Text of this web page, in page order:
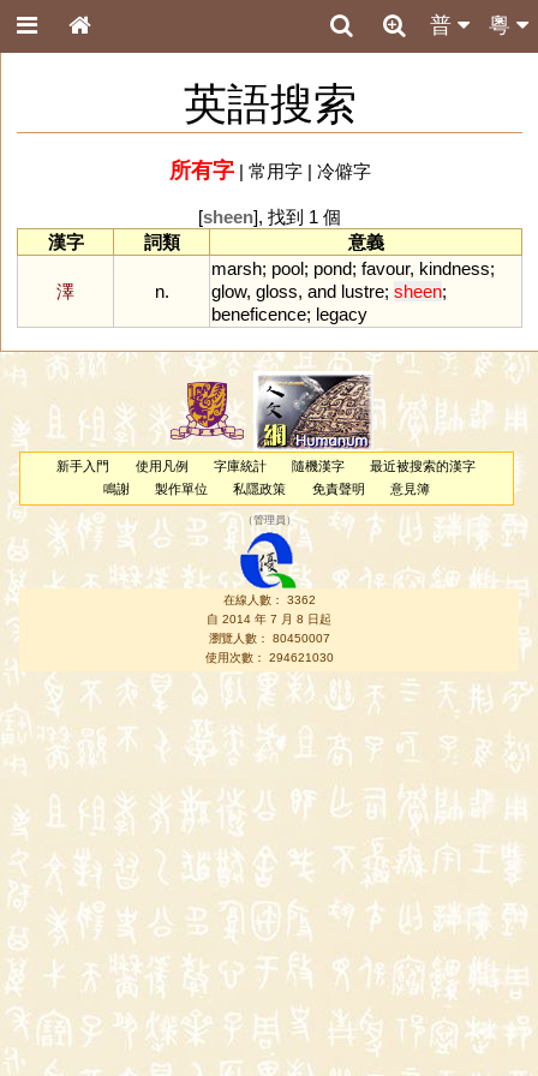
粵
普
英語搜索
所有字| 常用字| 冷僻字
[sheen], 找到 1 個
漢字
詞類 意義
澤 n.
marsh; pool; pond; favour, kindness;
glow, gloss, and lustre; sheen;
beneficence; legacy
新手入門 使用凡例 字庫統計 隨機漢字
最近被搜索的漢字
鳴謝
製作單位 私隱政策 免責聲明 意見簿
（管理員 ）
在線人數： 3362
自 2014 年 7 月 8 日起
瀏覽人數： 80450007
使用次數： 294621030